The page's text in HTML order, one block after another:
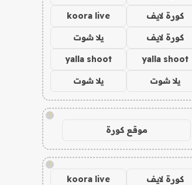
كورة لايف koora live
كورة لايف يلا شوت
yalla shoot
yalla shoot
يلا شوت يلا شوت
!
موقع كورة
!
كورة لايف koora live